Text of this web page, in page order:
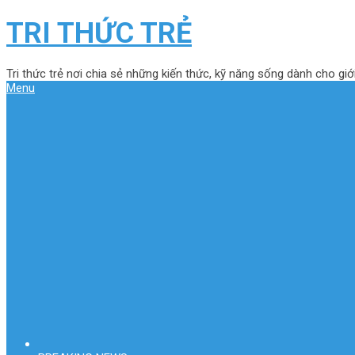
TRI THỨC TRẺ
Tri thức trẻ nơi chia sẻ những kiến thức, kỹ năng sống dành cho
Menu